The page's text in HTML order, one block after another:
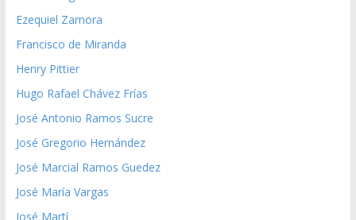
Ezequiel Zamora
Francisco de Miranda
Henry Pittier
Hugo Rafael Chávez Frías
José Antonio Ramos Sucre
José Gregorio Hernández
José Marcial Ramos Guedez
José María Vargas
José Martí